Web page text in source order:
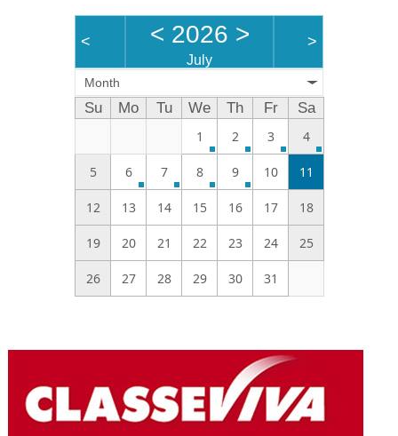
< < 2026 >
July
>
Month
Su Mo Tu We Th Fr
Sa
1
2 3 4
5 6 7 8 9 10 11
12 13 14 15 16 17 18
19 20 21 22 23 24 25
26 27 28 29 30 31